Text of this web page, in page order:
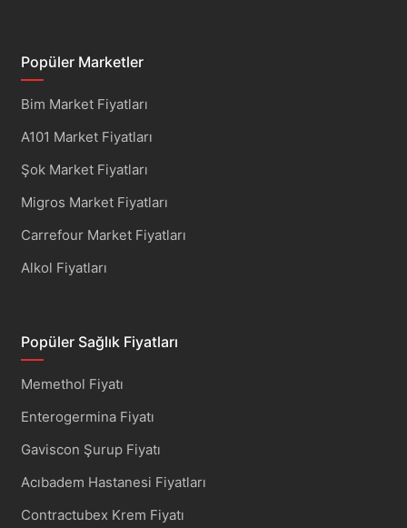
Popüler Marketler
Bim Market Fiyatları
A101 Market Fiyatları
Şok Market Fiyatları
Migros Market Fiyatları
Carrefour Market Fiyatları
Alkol Fiyatları
Popüler Sağlık Fiyatları
Memethol Fiyatı
Enterogermina Fiyatı
Gaviscon Şurup Fiyatı
Acıbadem Hastanesi Fiyatları
Contractubex Krem Fiyatı